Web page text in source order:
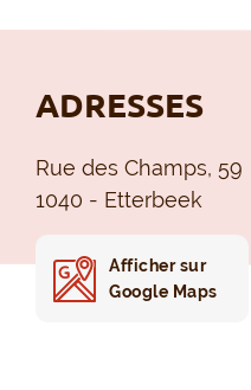
ADRESSES
Rue des Champs, 59
1040 - Etterbeek
Afficher sur
Google Maps